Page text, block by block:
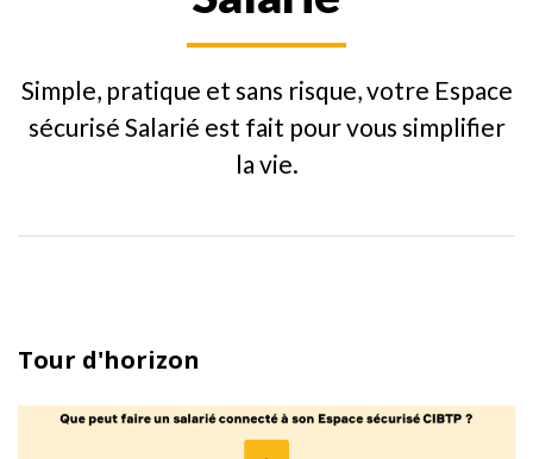
Simple, pratique et sans risque, votre Espace
sécurisé Salarié est fait pour vous simplifier
la vie.
Tour d'horizon